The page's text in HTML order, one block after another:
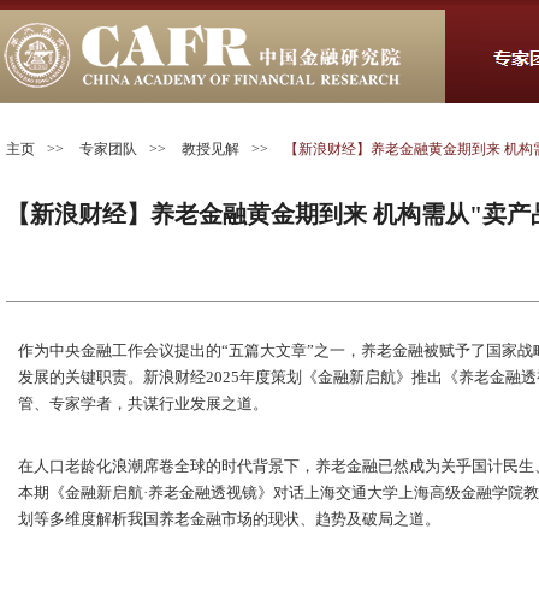
主页 >> 专家团队 >> 教授见解 >> 【新浪财经】养老金融黄金期到来 机
【新浪财经】养老金融黄金期到来 机构需从"卖
作为中央金融工作会议提出的“五篇大文章”之一，养老金融被赋予了国家
发展的关键职责。新浪财经2025年度策划《金融新启航》推出《养老金融
管、专家学者，共谋行业发展之道。
在人口老龄化浪潮席卷全球的时代背景下，养老金融已然成为关乎国计民
本期《金融新启航·养老金融透视镜》对话上海交通大学上海高级金融学院
划等多维度解析我国养老金融市场的现状、趋势及破局之道。